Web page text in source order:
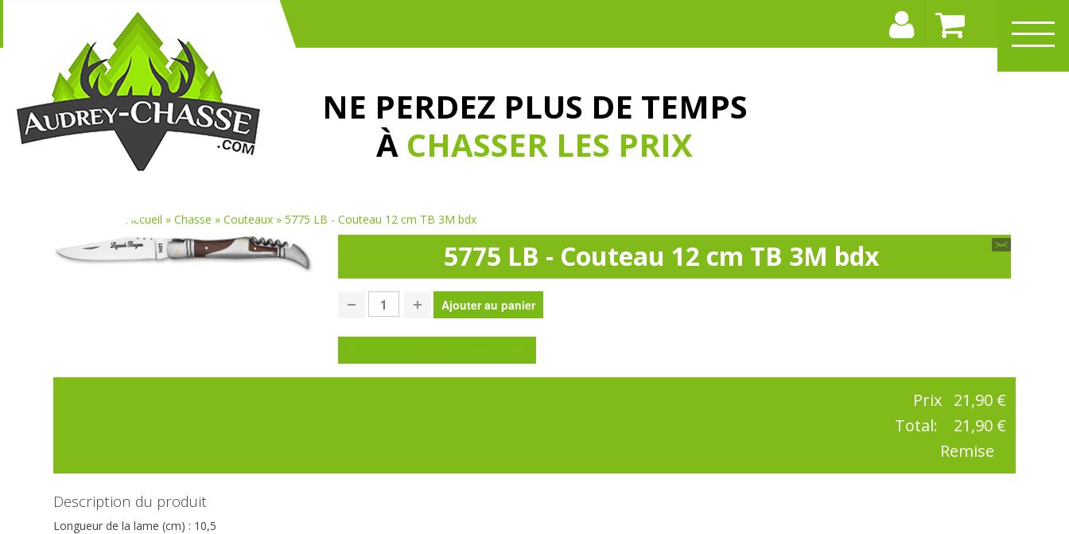
NE PERDEZ PLUS DE TEMPS
À CHASSER LES PRIX
Accueil »Chasse »Couteaux »5775 LB - Couteau 12 cm TB 3M bdx
5775 LB - Couteau 12 cm TB 3M bdx
Prix
21,90 €
Total:
21,90 €
Remise
Description du produit
Longueur de la lame (cm) : 10,5